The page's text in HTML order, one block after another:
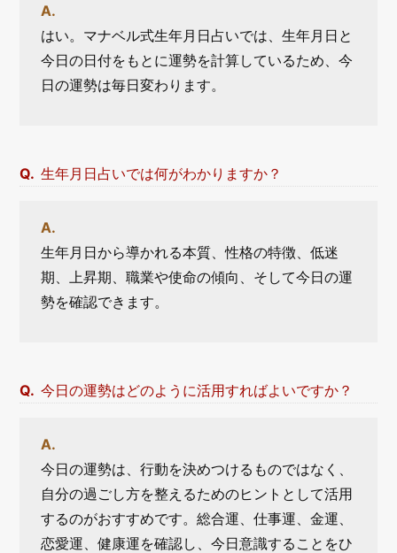
はい。マナベル式生年月日占いでは、生年月日と
今日の日付をもとに運勢を計算しているため、今
日の運勢は毎日変わります。
生年月日占いでは何がわかりますか？
生年月日から導かれる本質、性格の特徴、低迷
期、上昇期、職業や使命の傾向、そして今日の運
勢を確認できます。
今日の運勢はどのように活用すればよいですか？
今日の運勢は、行動を決めつけるものではなく、
自分の過ごし方を整えるためのヒントとして活用
するのがおすすめです。総合運、仕事運、金運、
恋愛運、健康運を確認し、今日意識することをひ